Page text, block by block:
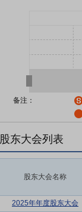
备注：
股东大会列表
股东大会名称
2025年年度股东大会